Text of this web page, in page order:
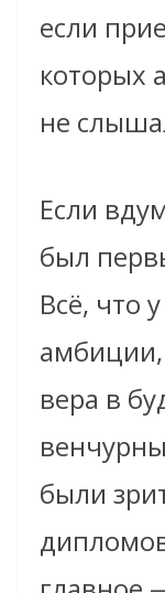
если
которых
не
Если
был
Всё, что
вера в
были